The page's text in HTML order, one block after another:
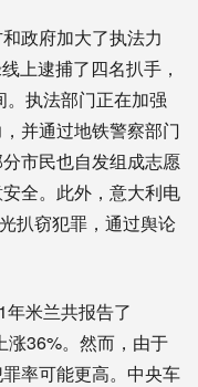
政府加大了执法力
上逮捕了四名扒手，
执法部门正在加强
并通过地铁警察部门
市民也自发组成志愿
全。此外，意大利电
扒窃犯罪，通过舆论
米兰共报告了
涨36%。然而，由于
率可能更高。中央车